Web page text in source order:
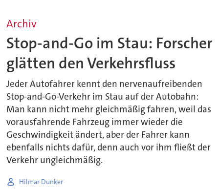
Archiv
Stop-and-Go im Stau: Forscher
glätten den Verkehrsfluss
Jeder Autofahrer kennt den nervenaufreibenden
Stop-and-Go-Verkehr im Stau auf der Autobahn:
Man kann nicht mehr gleichmäßig fahren, weil das
vorausfahrende Fahrzeug immer wieder die
Geschwindigkeit ändert, aber der Fahrer kann
ebenfalls nichts dafür, denn auch vor ihm fließt der
Verkehr ungleichmäßig.
Hilmar Dunker